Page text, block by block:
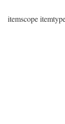
itemscope